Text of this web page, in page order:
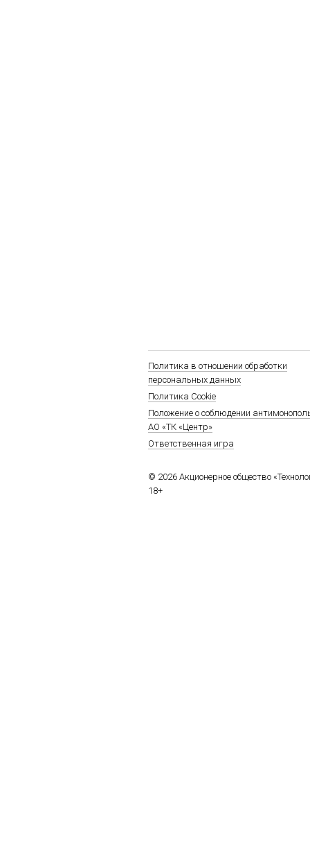
Политика в отношении обработки
персональных данных
Политика Cookie
Положение о соблюдении
АО «ТК «Центр»
Ответственная игра
© 2026 Акционерное общество
18+